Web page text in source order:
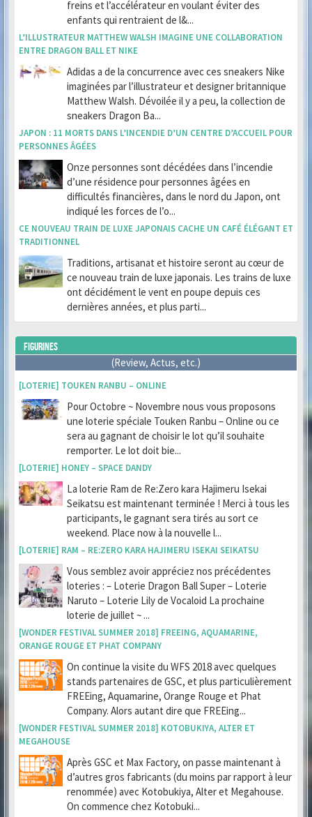
freins et l’accélérateur en voulant éviter des
enfants qui rentraient de l&...
L’ILLUSTRATEUR MATTHEW WALSH IMAGINE UNE COLLABORATION
ENTRE DRAGON BALL ET NIKE
Adidas a de la concurrence avec ces sneakers Nike
imaginées par l’illustrateur et designer britannique
Matthew Walsh. Dévoilée il y a peu, la collection de
sneakers Dragon Ba...
JAPON : 11 MORTS DANS L’INCENDIE D’UN CENTRE D’ACCUEIL POUR
PERSONNES ÂGÉES
Onze personnes sont décédées dans l’incendie
d’une résidence pour personnes âgées en
difficultés financières, dans le nord du Japon, ont
indiqué les forces de l’o...
CE NOUVEAU TRAIN DE LUXE JAPONAIS CACHE UN CAFÉ ÉLÉGANT ET
TRADITIONNEL
Traditions, artisanat et histoire seront au cœur de
ce nouveau train de luxe japonais. Les trains de luxe
ont décidément le vent en poupe depuis ces
dernières années, et plus parti...
FIGURINES
(Review, Actus, etc.)
[LOTERIE] TOUKEN RANBU – ONLINE
Pour Octobre ~ Novembre nous vous proposons
une loterie spéciale Touken Ranbu – Online ou ce
sera au gagnant de choisir le lot qu’il souhaite
remporter. Le lot doit bie...
[LOTERIE] HONEY – SPACE DANDY
La loterie Ram de Re:Zero kara Hajimeru Isekai
Seikatsu est maintenant terminée ! Merci à tous les
participants, le gagnant sera tirés au sort ce
weekend. Place now à la nouvelle l...
[LOTERIE] RAM – RE:ZERO KARA HAJIMERU ISEKAI SEIKATSU
Vous semblez avoir appréciez nos précédentes
loteries : – Loterie Dragon Ball Super – Loterie
Naruto – Loterie Lily de Vocaloid La prochaine
loterie de juillet ~ ...
[WONDER FESTIVAL SUMMER 2018] FREEING, AQUAMARINE,
ORANGE ROUGE ET PHAT COMPANY
On continue la visite du WFS 2018 avec quelques
stands partenaires de GSC, et plus particulièrement
FREEing, Aquamarine, Orange Rouge et Phat
Company. Alors autant dire que FREEing...
[WONDER FESTIVAL SUMMER 2018] KOTOBUKIYA, ALTER ET
MEGAHOUSE
Après GSC et Max Factory, on passe maintenant à
d’autres gros fabricants (du moins par rapport à leur
renommée) avec Kotobukiya, Alter et Megahouse.
On commence chez Kotobuki...